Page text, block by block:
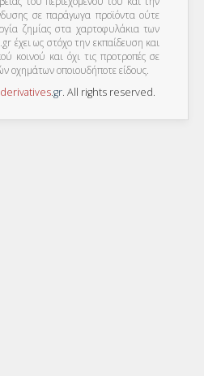
σε παράγωγα προϊόντα ούτε
ζημίας στα χαρτοφυλάκια των
έχει ως στόχο την εκπαίδευση και
κοινού και όχι τις προτροπές σε
οχημάτων οποιουδήποτε είδους.
derivatives.gr. All rights reserved.